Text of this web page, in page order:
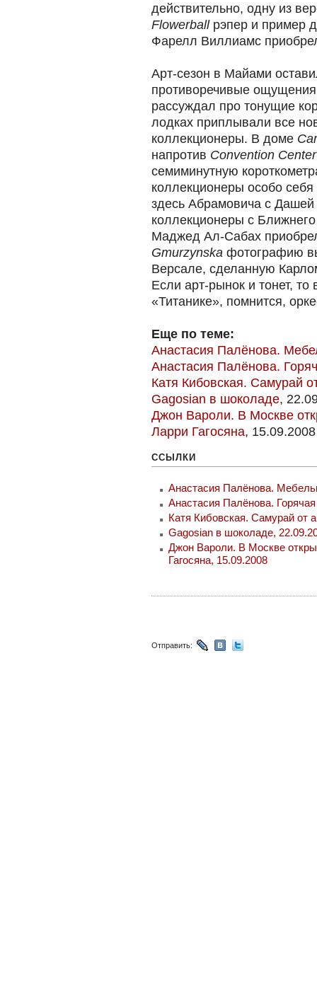
действительно, одну из
Flowerballрэпер и пример
Фарелл Виллиамс
Арт-сезон в Майами
противоречивые
рассуждал про тонущие
лодках приплывали все
коллекционеры. В доме
напротив Convention Сenter
семиминутную
коллекционеры особо
здесь Абрамовича с
коллекционеры с
Маджед Ал-Сабах
Gmurzynska фотографию
Версале, сделанную
Если арт-рынок и тонет,
«Титанике», помнится,
Еще по теме:
Анастасия Палёнова.
Анастасия Палёнова.
Катя Кибовская. Самурай
Gagosian в шоколаде,
Джон Вароли. В Москве
Ларри Гагосяна, 15.09.2008
ССЫЛКИ
Анастасия Палёнова.
Анастасия Палёнова.
Катя Кибовская. Самурай от
Gagosian в шоколаде,
Джон Вароли. В Москве
Гагосяна, 15.09.2008
Отправить: